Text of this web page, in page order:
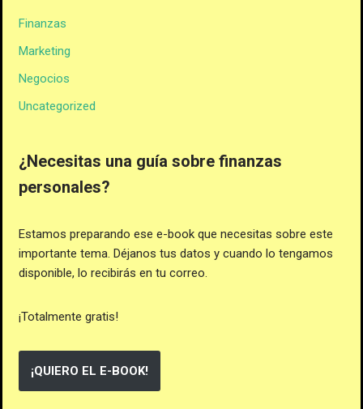
Finanzas
Marketing
Negocios
Uncategorized
¿Necesitas una guía sobre finanzas
personales?
Estamos preparando ese e-book que necesitas sobre este
importante tema. Déjanos tus datos y cuando lo tengamos
disponible, lo recibirás en tu correo.
¡Totalmente gratis!
¡QUIERO EL E-BOOK!